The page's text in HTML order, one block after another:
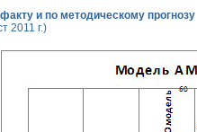
и по методическому прогнозу
2011 г.)